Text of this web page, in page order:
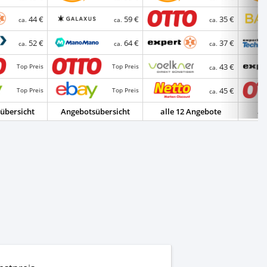
ca.44 €
ca. 52 €
Top Preis
Top Preis
ca. 59 €
ca.64 €
Top Preis
Top Preis
Angebotsübersicht
ca.35 €
ca.37 €
ca.43 €
ca.45 €
alle 12 Angebote